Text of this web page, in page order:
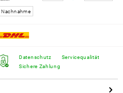
Nachnahme
Datenschutz
Sichere Zahlung
Servicequalität